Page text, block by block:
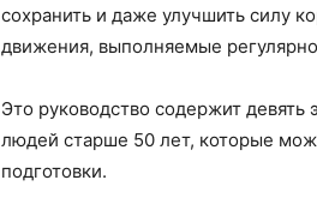
сохранить и даже улучшить силу
движения, выполняемые
Это руководство содержит
людей старше 50 лет, которые
подготовки.